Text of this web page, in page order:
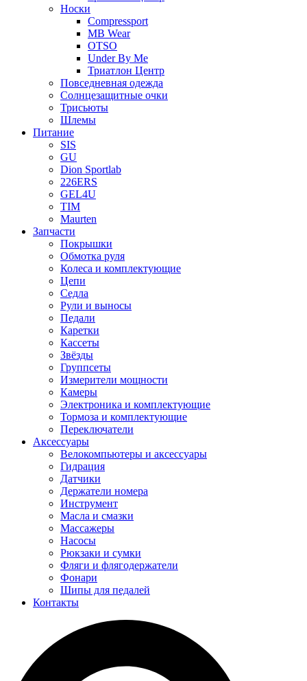
Носки
Compressport
MB Wear
OTSO
Under By Me
Триатлон Центр
Повседневная одежда
Солнцезащитные очки
Трисьюты
Шлемы
Питание
SIS
GU
Dion Sportlab
226ERS
GEL4U
TIM
Maurten
Запчасти
Покрышки
Обмотка руля
Колеса и комплектующие
Цепи
Седла
Рули и выносы
Педали
Каретки
Кассеты
Звёзды
Группсеты
Измерители мощности
Камеры
Электроника и комплектующие
Тормоза и комплектующие
Переключатели
Аксессуары
Велокомпьютеры и аксессуары
Гидрация
Датчики
Держатели номера
Инструмент
Масла и смазки
Массажеры
Насосы
Рюкзаки и сумки
Фляги и флягодержатели
Фонари
Шипы для педалей
Контакты